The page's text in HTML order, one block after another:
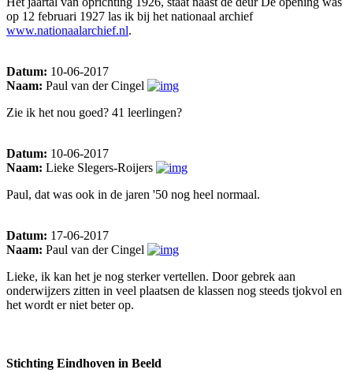
op 12 februari 1927 las ik bij het nationaal archief
www.nationaalarchief.nl.
Datum: 10-06-2017
Naam: Paul van der Cingel
Zie ik het nou goed? 41 leerlingen?
Datum: 10-06-2017
Naam: Lieke Slegers-Roijers
Paul, dat was ook in de jaren '50 nog heel normaal.
Datum: 17-06-2017
Naam: Paul van der Cingel
Lieke, ik kan het je nog sterker vertellen. Door gebrek aan
onderwijzers zitten in veel plaatsen de klassen nog steeds tjokvol en
het wordt er niet beter op.
Stichting Eindhoven in Beeld